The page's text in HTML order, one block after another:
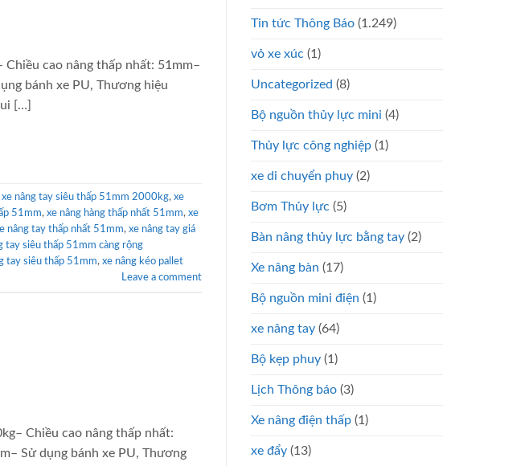
Chiều cao nâng thấp nhất: 51mm–
bánh xe PU, Thương hiệu
[…]
xe nâng tay siêu thấp 51mm 2000kg, xe
51mm, xe nâng hàng thấp nhất 51mm, xe
nâng tay thấp nhất 51mm, xe nâng tay giá
tay siêu thấp 51mm càng rộng
tay siêu thấp 51mm, xe nâng kéo pallet
Leave a comment
Chiều cao nâng thấp nhất:
Sử dụng bánh xe PU, Thương
Tin tức Thông Báo (1.249)
vỏ xe xúc (1)
Uncategorized (8)
Bộ nguồn thủy lực mini (4)
Thủy lực công nghiệp (1)
xe di chuyển phuy (2)
Bơm Thủy lực (5)
Bàn nâng thủy lực bằng tay (2)
Xe nâng bàn (17)
Bộ nguồn mini điện (1)
xe nâng tay (64)
Bộ kẹp phuy (1)
Lịch Thông báo (3)
Xe nâng điện thấp (1)
xe đẩy (13)